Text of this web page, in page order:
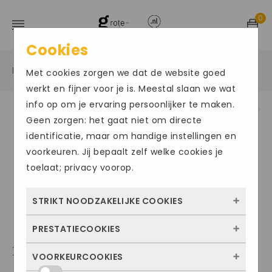
0
Home / Grote maten damesschoenen / Sneakers
XSENSIBLE GRENOBLE
Cookies
Met cookies zorgen we dat de website goed
werkt en fijner voor je is. Meestal slaan we wat
info op om je ervaring persoonlijker te maken.
Geen zorgen: het gaat niet om directe
identificatie, maar om handige instellingen en
voorkeuren. Jij bepaalt zelf welke cookies je
toelaat; privacy voorop.
STRIKT NOODZAKELIJKE COOKIES
Deze cookies zorgen ervoor dat de website
kunnen niet worden uitgezet. Meestal
PRESTATIECOOKIES
Met deze cookies zien we hoe vaak onze
VOORKEURCOOKIES